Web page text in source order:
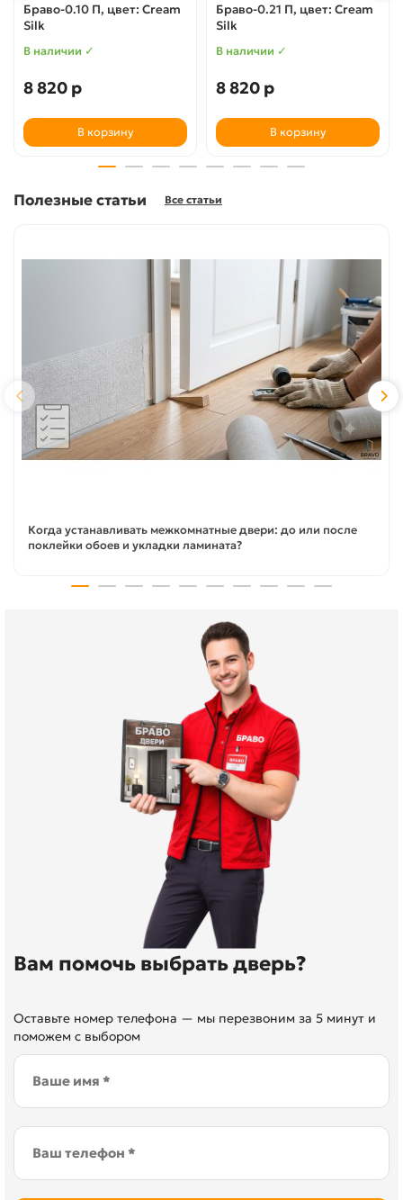
Браво-0.10 П, цвет: Cream
Silk
В наличии ✓
8 820 р
В корзину
Браво-0.21 П, цвет: Cream
Silk
В наличии ✓
8 820 р
В корзину
Полезные статьи Все статьи
Когда устанавливать межкомнатные двери: до или после
поклейки обоев и укладки ламината?
Вам помочь выбрать дверь?
Оставьте номер телефона — мы перезвоним за 5 минут и
поможем с выбором